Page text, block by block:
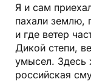
Я и сам
пахали землю,
и где ветер
Дикой степи,
умысел. Здесь
российская